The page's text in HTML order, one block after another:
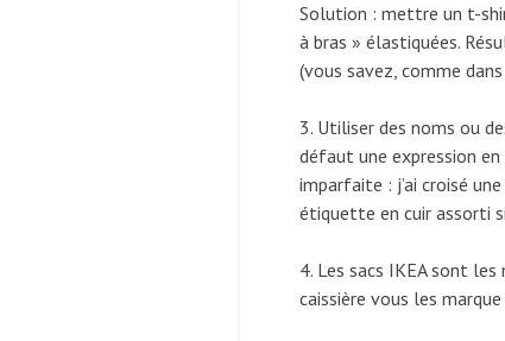
Solution : mettre un t-
à bras » élastiquées.
(vous savez, comme
3. Utiliser des noms ou
défaut une expression
imparfaite : j’ai croisé
étiquette en cuir assorti
4. Les sacs IKEA sont
caissière vous les